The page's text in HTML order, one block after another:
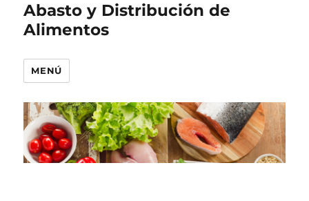
Abasto y Distribución de
Alimentos
MENÚ